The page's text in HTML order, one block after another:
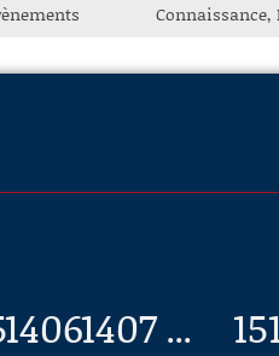
14061407 ...